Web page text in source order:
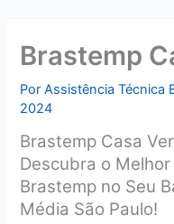
Brastemp
PorAssistência Técnica
2024
Brastemp Casa
Descubra o
Brastemp no Seu
Média São Paulo!